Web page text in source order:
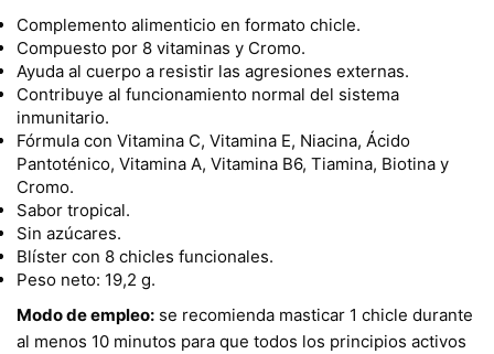
Complemento alimenticio en formato chicle.
Compuesto por 8 vitaminas y Cromo.
Ayuda al cuerpo a resistir las agresiones externas.
Contribuye al funcionamiento normal del sistema
inmunitario.
Fórmula con Vitamina C, Vitamina E, Niacina, Ácido
Pantoténico, Vitamina A, Vitamina B6, Tiamina, Biotina y
Cromo.
Sabor tropical.
Sin azúcares.
Blíster con 8 chicles funcionales.
Peso neto: 19,2 g.
Modo de empleo: se recomienda masticar 1 chicle durante
al menos 10 minutos para que todos los principios activos